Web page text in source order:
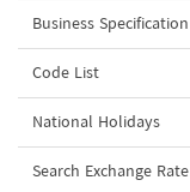
Business Specification
Code List
National Holidays
Search Exchange Rate